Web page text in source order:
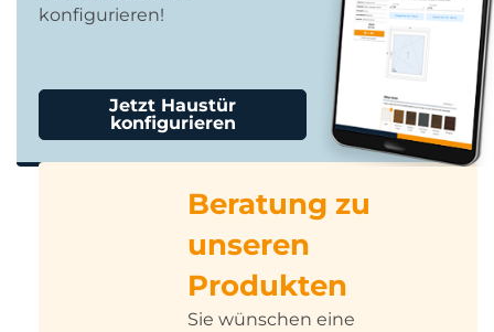
konfigurieren!
Jetzt Haustür
konfigurieren
Beratung zu
unseren
Produkten
Sie wünschen eine